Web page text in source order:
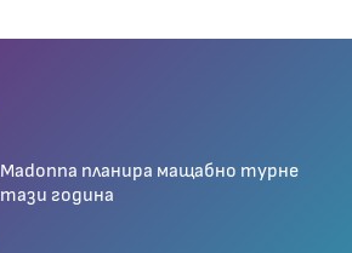
Madonna планира мащабно турне
тази година